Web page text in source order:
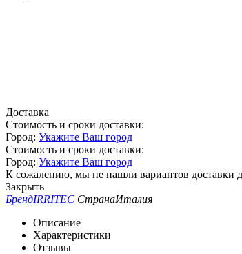
Доставка
Стоимость и сроки доставки:
Город: Укажите Ваш город
Стоимость и сроки доставки:
Город: Укажите Ваш город
К сожалению, мы не нашли вариантов доставки
Закрыть
БрендIRRITEC СтранаИталия
Описание
Характеристики
Отзывы